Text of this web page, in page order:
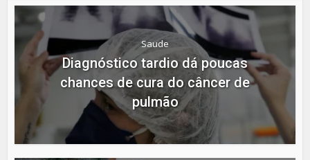
Saude
Diagnóstico tardio dá poucas
chances de cura do câncer de
pulmão